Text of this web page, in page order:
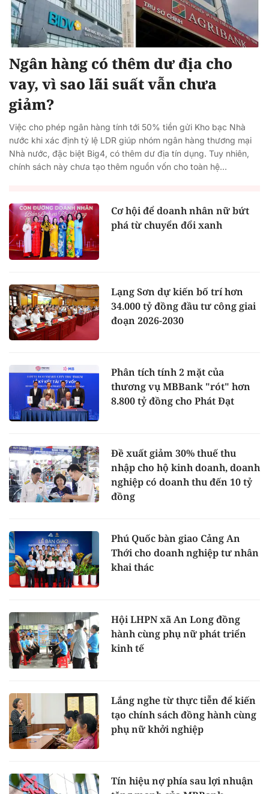
Ngân hàng có thêm dư địa cho
vay, vì sao lãi suất vẫn chưa
giảm?
Việc cho phép ngân hàng tính tới 50% tiền gửi Kho bạc Nhà
nước khi xác định tỷ lệ LDR giúp nhóm ngân hàng thương mại
Nhà nước, đặc biệt Big4, có thêm dư địa tín dụng. Tuy nhiên,
chính sách này chưa tạo thêm nguồn vốn cho toàn hệ...
Cơ hội để doanh nhân nữ bứt
phá từ chuyển đổi xanh
Lạng Sơn dự kiến bố trí hơn
34.000 tỷ đồng đầu tư công giai
đoạn 2026-2030
Phân tích tính 2 mặt của
thương vụ MBBank "rót" hơn
8.800 tỷ đồng cho Phát Đạt
Đề xuất giảm 30% thuế thu
nhập cho hộ kinh doanh, doanh
nghiệp có doanh thu đến 10 tỷ
đồng
Phú Quốc bàn giao Cảng An
Thới cho doanh nghiệp tư nhân
khai thác
Hội LHPN xã An Long đồng
hành cùng phụ nữ phát triển
kinh tế
Lắng nghe từ thực tiễn để kiến
tạo chính sách đồng hành cùng
phụ nữ khởi nghiệp
Tín hiệu nợ phía sau lợi nhuận